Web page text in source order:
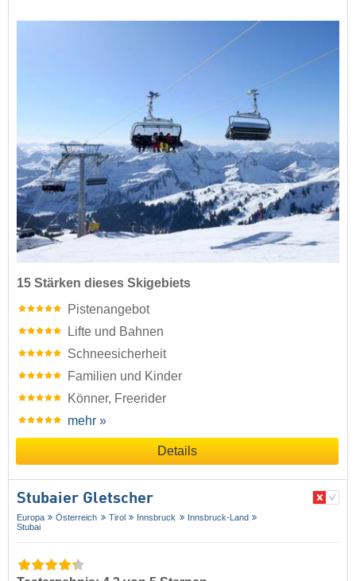
15 Stärken dieses Skigebiets
Pistenangebot
Lifte und Bahnen
Schneesicherheit
Familien und Kinder
Könner, Freerider
mehr »
Details
Stubaier Gletscher
Europa Österreich Tirol Innsbruck
Innsbruck-Land
Stubai